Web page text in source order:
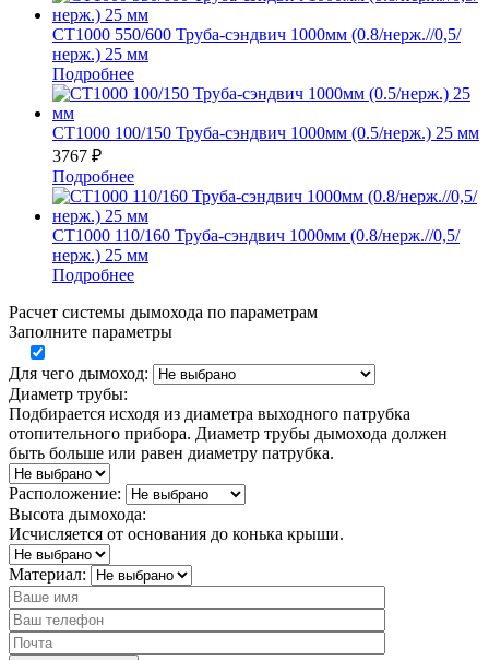
СТ1000 550/600 Труба-сэндвич 1000мм (0.8/нерж.//0,5/
нерж.) 25 мм
Подробнее
СТ1000 100/150 Труба-сэндвич 1000мм (0.5/нерж.) 25 мм
3767 ₽
Подробнее
СТ1000 110/160 Труба-сэндвич 1000мм (0.8/нерж.//0,5/
нерж.) 25 мм
Подробнее
Расчет системы дымохода по параметрам
Заполните параметры
Для чего дымоход:
Диаметр трубы:
Подбирается исходя из диаметра выходного патрубка
отопительного прибора. Диаметр трубы дымохода должен
быть больше или равен диаметру патрубка.
Расположение:
Высота дымохода:
Исчисляется от основания до конька крыши.
Материал: